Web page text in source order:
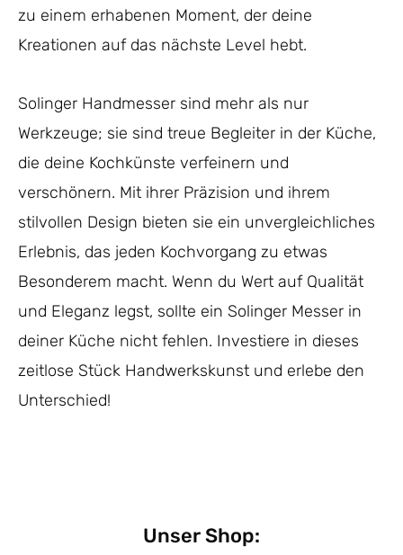
zu einem erhabenen Moment, der deine
Kreationen auf das nächste Level hebt.
Solinger Handmesser sind mehr als nur
Werkzeuge; sie sind treue Begleiter in der Küche,
die deine Kochkünste verfeinern und
verschönern. Mit ihrer Präzision und ihrem
stilvollen Design bieten sie ein unvergleichliches
Erlebnis, das jeden Kochvorgang zu etwas
Besonderem macht. Wenn du Wert auf Qualität
und Eleganz legst, sollte ein Solinger Messer in
deiner Küche nicht fehlen. Investiere in dieses
zeitlose Stück Handwerkskunst und erlebe den
Unterschied!
Unser Shop: